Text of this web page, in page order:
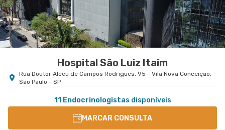
Hospital São Luiz Itaim
Rua Doutor Alceu de Campos Rodrigues, 95 - Vila Nova Conceição,
São Paulo - SP
11 Endocrinologistas disponíveis
MARCAR CONSULTA